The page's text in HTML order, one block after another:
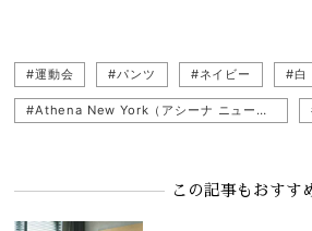
#運動会 #パンツ #ネイビー #白
#Athena New York（アシーナ ニューヨーク）
この記事もおすす